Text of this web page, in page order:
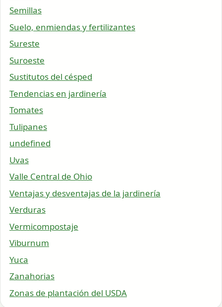
Semillas
Suelo, enmiendas y fertilizantes
Sureste
Suroeste
Sustitutos del césped
Tendencias en jardinería
Tomates
Tulipanes
undefined
Uvas
Valle Central de Ohio
Ventajas y desventajas de la jardinería
Verduras
Vermicompostaje
Viburnum
Yuca
Zanahorias
Zonas de plantación del USDA